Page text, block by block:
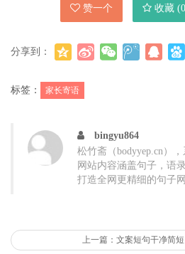
13、对有困难的同学，你总会伸出
美好的明天属于你!
14、天道酬勤。人世间没有不经过
15、孩子，不经历风雨怎么见彩虹?
16、你懂得珍惜时间，因此会拥有
命，也会拥有人生无限的春光!
17、孩子，生活是要经历挫折和磨
18、虽然老师有时也批判你，但是
的聪慧，喜爱你的老实，喜爱你的勤
赞一个 收藏 (0
分享到：
标签： 家长寄语
bingyu864
松竹斋（bodyyep.cn）
网站内容涵盖句子，语
打造全网更精细的句子网
上一篇：文案短句干净简短